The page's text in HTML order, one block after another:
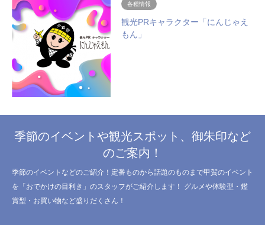
各種情報
観光PRキャラクター「にんじゃえ
もん」
季節のイベントや観光スポット、御朱印など
のご案内！
季節のイベントなどのご紹介！定番ものから話題のものまで甲賀のイベント
を「おでかけの目利き」のスタッフがご紹介します！ グルメや体験型・鑑
賞型・お買い物など盛りだくさん！